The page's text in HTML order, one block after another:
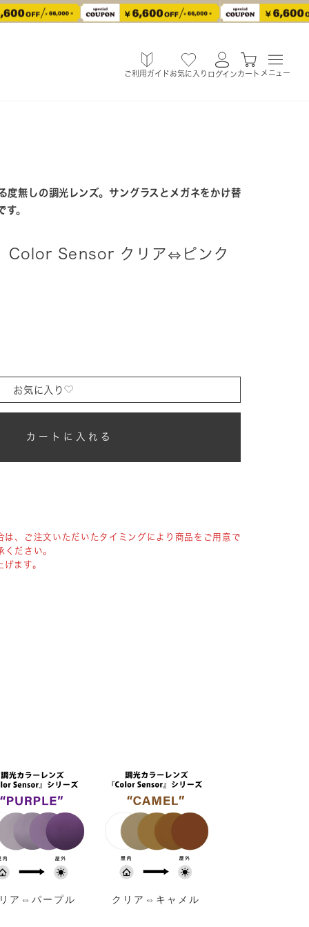
ご利用ガイドお気に入り ログインカート メニュー
度無しの調光レンズ。サングラスとメガネをかけ替
。
Color Sensor クリア⇔ピンク
お気に入り
カートに入れる
は、ご注文いただいたタイミングにより商品をご用意で
ださい。
ます。
ア⇔パープル クリア⇔キャメル